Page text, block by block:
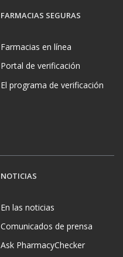
FARMACIAS SEGURAS
Farmacias en línea
Portal de verificación
El programa de verificación
NOTICIAS
En las noticias
Comunicados de prensa
Ask PharmacyChecker